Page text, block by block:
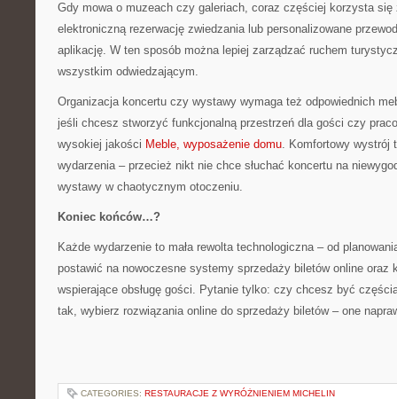
Gdy mowa o muzeach czy galeriach, coraz częściej korzysta
elektroniczną rezerwację zwiedzania lub personalizowane
aplikację. W ten sposób można lepiej zarządzać ruchem
wszystkim odwiedzającym.
Organizacja koncertu czy wystawy wymaga też odpowiednich
jeśli chcesz stworzyć funkcjonalną przestrzeń dla gości czy
wysokiej jakości Meble, wyposażenie domu. Komfortowy wystrój
wydarzenia – przecież nikt nie chce słuchać koncertu na
wystawy w chaotycznym otoczeniu.
Koniec końców…?
Każde wydarzenie to mała rewolta technologiczna – od
postawić na nowoczesne systemy sprzedaży biletów online oraz
wspierające obsługę gości. Pytanie tylko: czy chcesz być
tak, wybierz rozwiązania online do sprzedaży biletów – one
CATEGORIES: RESTAURACJE Z WYRÓŻNIENIEM MICHELIN